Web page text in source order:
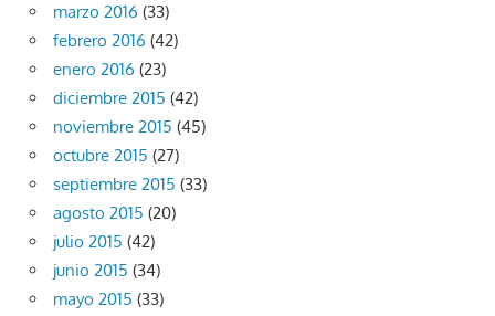
marzo 2016 (33)
febrero 2016 (42)
enero 2016 (23)
diciembre 2015 (42)
noviembre 2015 (45)
octubre 2015 (27)
septiembre 2015 (33)
agosto 2015 (20)
julio 2015 (42)
junio 2015 (34)
mayo 2015 (33)